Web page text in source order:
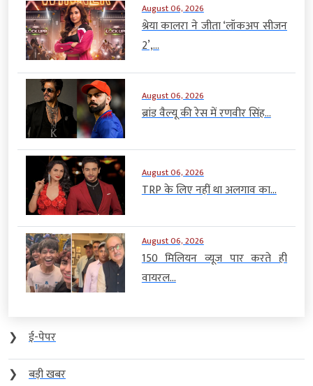
August 06, 2026
श्रेया कालरा ने जीता ‘लॉकअप सीजन
2’,...
August 06, 2026
ब्रांड वैल्यू की रेस में रणवीर सिंह...
August 06, 2026
TRP के लिए नहीं था अलगाव का...
August 06, 2026
150 मिलियन व्यूज पार करते ही
वायरल...
❯
ई-पेपर
❯
बड़ी खबर